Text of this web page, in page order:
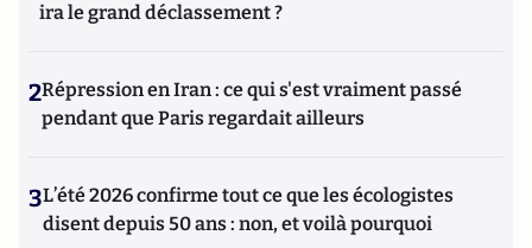
ira le grand déclassement ?
2Répression en Iran : ce qui s'est vraiment passé
pendant que Paris regardait ailleurs
3L’été 2026 confirme tout ce que les écologistes
disent depuis 50 ans : non, et voilà pourquoi